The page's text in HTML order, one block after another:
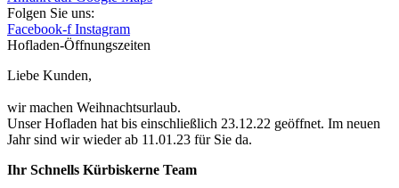
Folgen Sie uns:
Facebook-f Instagram
Hofladen-Öffnungszeiten
Liebe Kunden,
wir machen Weihnachtsurlaub.
Unser Hofladen hat bis einschließlich 23.12.22 geöffnet. Im neuen
Jahr sind wir wieder ab 11.01.23 für Sie da.
Ihr Schnells Kürbiskerne Team